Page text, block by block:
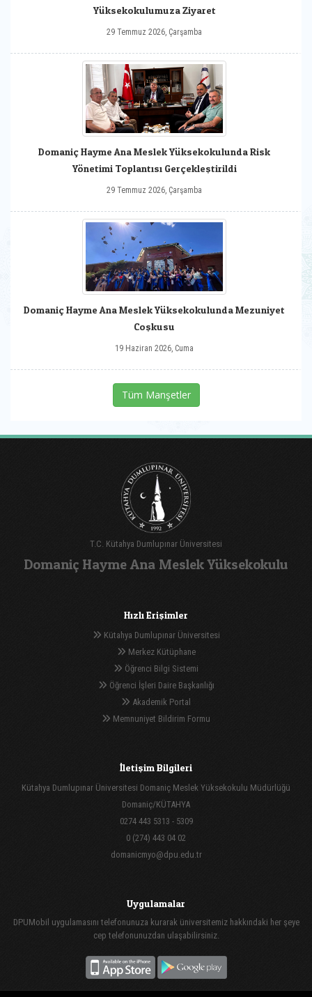
Yüksekokulumuza Ziyaret
29 Temmuz 2026, Çarşamba
Domaniç Hayme Ana Meslek Yüksekokulunda Risk
Yönetimi Toplantısı Gerçekleştirildi
29 Temmuz 2026, Çarşamba
Domaniç Hayme Ana Meslek Yüksekokulunda Mezuniyet
Coşkusu
19 Haziran 2026, Cuma
Tüm Manşetler
T.C. Kütahya Dumlupınar Üniversitesi
Domaniç Hayme Ana Meslek Yüksekokulu
Hızlı Erişimler
Kütahya Dumlupınar Üniversitesi
Merkez Kütüphane
Öğrenci Bilgi Sistemi
Öğrenci İşleri Daire Başkanlığı
Akademik Portal
Memnuniyet Bildirim Formu
İletişim Bilgileri
Kütahya Dumlupınar Üniversitesi Domaniç Meslek Yüksekokulu Müdürlüğü
Domaniç/KÜTAHYA
0274 443 5313 - 5309
0 (274) 443 04 02
domanicmyo@dpu.edu.tr
Uygulamalar
DPUMobil uygulamasını telefonunuza kurarak üniversitemiz hakkındaki her şeye
cep telefonunuzdan ulaşabilirsiniz.